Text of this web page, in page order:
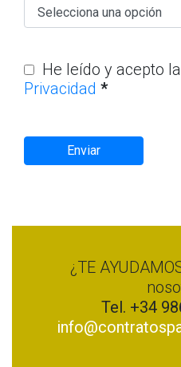
He leído y acepto la
Privacidad *
Enviar
¿TE
Tel. +34
info